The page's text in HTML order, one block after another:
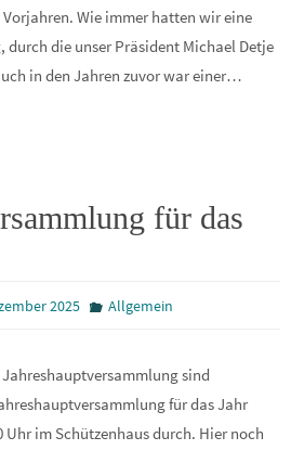
Wie immer hatten wir eine
durch die unser Präsident Michael Detje
in den Jahren zuvor war einer…
für das
2025 Allgemein
sind
für das Jahr
Uhr im Schützenhaus durch. Hier noch